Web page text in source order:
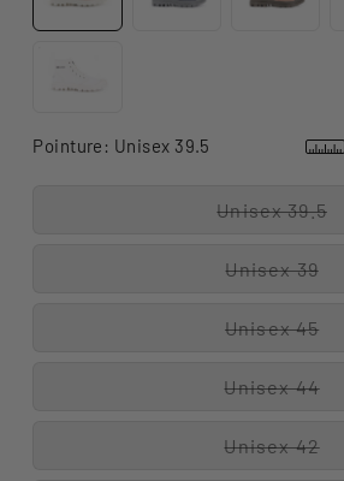
Pointure: Unisex 39.5
Unisex 39.5
Unisex 39
Unisex 45
Unisex 44
Unisex 42